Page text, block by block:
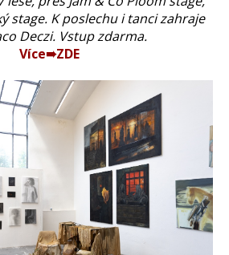
stage. K poslechu i tanci zahraje
Deczi. Vstup zdarma.
Více➠ZDE